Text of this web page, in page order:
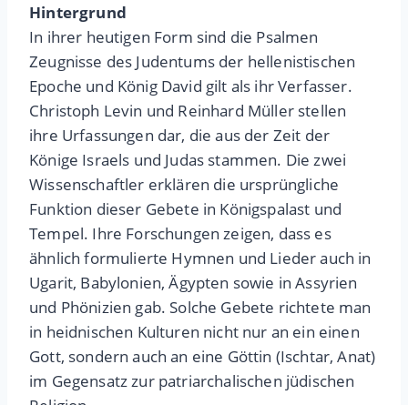
Hintergrund
In ihrer heutigen Form sind die Psalmen
Zeugnisse des Judentums der hellenistischen
Epoche und König David gilt als ihr Verfasser.
Christoph Levin und Reinhard Müller stellen
ihre Urfassungen dar, die aus der Zeit der
Könige Israels und Judas stammen. Die zwei
Wissenschaftler erklären die ursprüngliche
Funktion dieser Gebete in Königspalast und
Tempel. Ihre Forschungen zeigen, dass es
ähnlich formulierte Hymnen und Lieder auch in
Ugarit, Babylonien, Ägypten sowie in Assyrien
und Phönizien gab. Solche Gebete richtete man
in heidnischen Kulturen nicht nur an ein einen
Gott, sondern auch an eine Göttin (Ischtar, Anat)
im Gegensatz zur patriarchalischen jüdischen